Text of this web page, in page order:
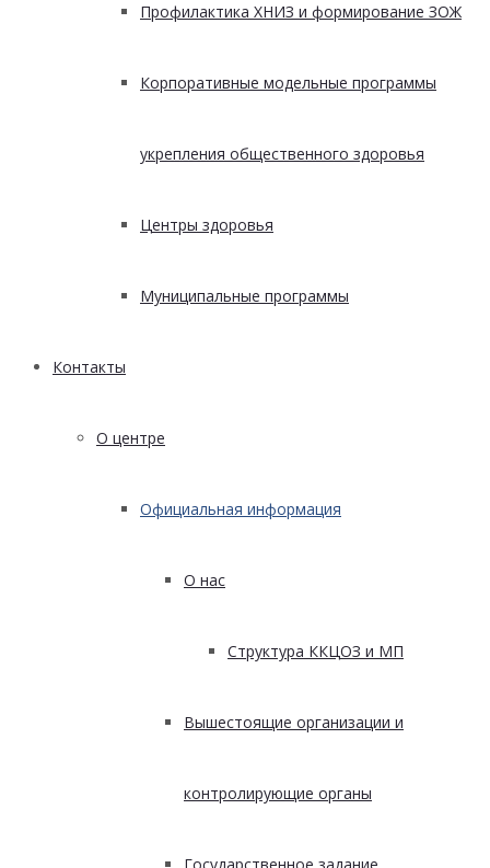
Профилактика ХНИЗ и формирование ЗОЖ
Корпоративные модельные программы
укрепления общественного здоровья
Центры здоровья
Муниципальные программы
Контакты
О центре
Официальная информация
О нас
Структура ККЦОЗ и МП
Вышестоящие организации и
контролирующие органы